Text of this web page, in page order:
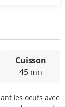
Cuisson
45 mn
les oeufs avec